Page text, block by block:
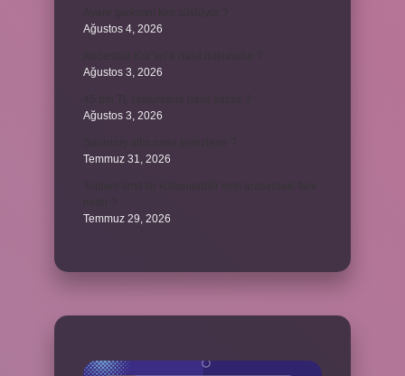
Ağustos 4, 2026
Ağustos 3, 2026
Ağustos 3, 2026
Temmuz 31, 2026
Temmuz 29, 2026